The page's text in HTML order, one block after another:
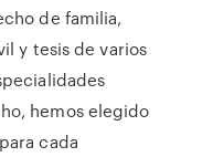
de familia,
y tesis de varios
hemos elegido
cada